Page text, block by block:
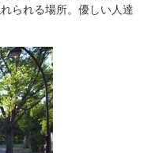
られる場所。優しい人達